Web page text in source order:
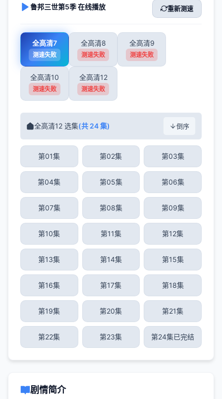
鲁邦三世第5季 在线播放 重新测速
全高清7
测速失败
全高清8
测速失败
全高清9
测速失败
全高清10
测速失败
全高清12
测速失败
全高清12 选集(共 24 集) 倒序
第01集 第02集 第03集
第04集 第05集 第06集
第07集 第08集 第09集
第10集 第11集 第12集
第13集 第14集 第15集
第16集 第17集 第18集
第19集 第20集 第21集
第22集 第23集 第24集已完结
剧情简介